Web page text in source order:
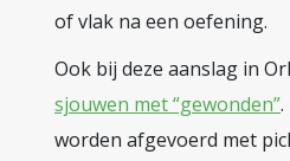
of vlak na een oefening.
Ook bij deze aanslag in
sjouwen met “gewonden”
worden afgevoerd met